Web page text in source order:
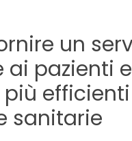
un
ai pazienti e
sanitarie